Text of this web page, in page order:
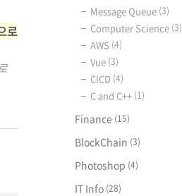
로
Message Queue (3)
Computer Science (3)
AWS (4)
Vue (3)
CICD (4)
C and C++ (1)
Finance (15)
BlockChain (3)
Photoshop (4)
IT Info (28)